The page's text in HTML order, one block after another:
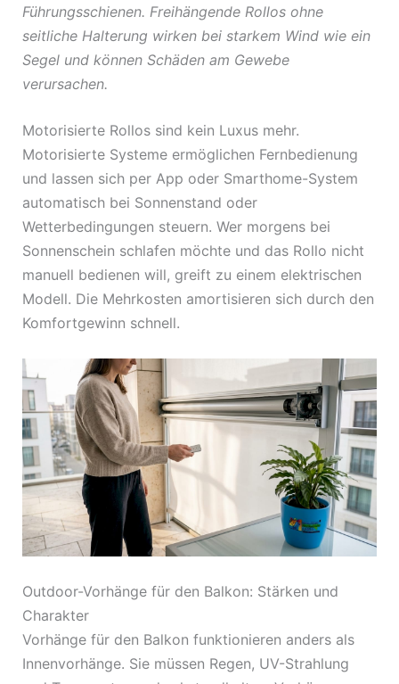
Führungsschienen. Freihängende Rollos ohne
seitliche Halterung wirken bei starkem Wind wie ein
Segel und können Schäden am Gewebe
verursachen.
Motorisierte Rollos sind kein Luxus mehr.
Motorisierte Systeme ermöglichen Fernbedienung
und lassen sich per App oder Smarthome-System
automatisch bei Sonnenstand oder
Wetterbedingungen steuern. Wer morgens bei
Sonnenschein schlafen möchte und das Rollo nicht
manuell bedienen will, greift zu einem elektrischen
Modell. Die Mehrkosten amortisieren sich durch den
Komfortgewinn schnell.
Outdoor-Vorhänge für den Balkon: Stärken und
Charakter
Vorhänge für den Balkon funktionieren anders als
Innenvorhänge. Sie müssen Regen, UV-Strahlung